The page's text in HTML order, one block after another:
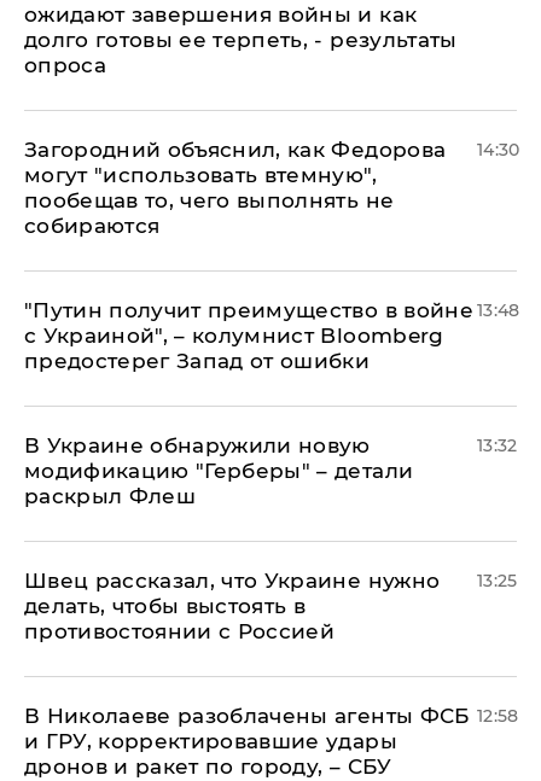
ожидают завершения войны и как
долго готовы ее терпеть, - результаты
опроса
Загородний объяснил, как Федорова
могут "использовать втемную",
пообещав то, чего выполнять не
собираются
14:30
"Путин получит преимущество в войне
с Украиной", – колумнист Bloomberg
предостерег Запад от ошибки
13:48
В Украине обнаружили новую
модификацию "Герберы" – детали
раскрыл Флеш
13:32
Швец рассказал, что Украине нужно
делать, чтобы выстоять в
противостоянии с Россией
13:25
В Николаеве разоблачены агенты ФСБ
и ГРУ, корректировавшие удары
дронов и ракет по городу, – СБУ
12:58